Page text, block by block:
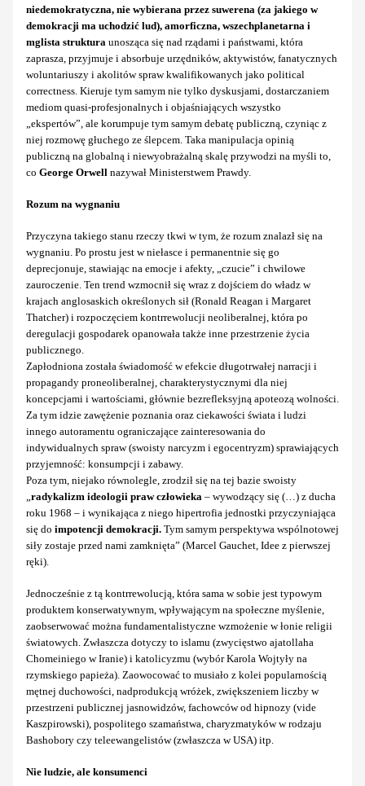
niedemokratyczna, nie wybierana przez suwerena (za jakiego w
demokracji ma uchodzić lud), amorficzna, wszechplanetarna i
mglista struktura unosząca się nad rządami i państwami, która
zaprasza, przyjmuje i absorbuje urzędników, aktywistów, fanatycznych
woluntariuszy i akolitów spraw kwalifikowanych jako political
correctness. Kieruje tym samym nie tylko dyskusjami, dostarczaniem
mediom quasi-profesjonalnych i objaśniających wszystko
„ekspertów”, ale korumpuje tym samym debatę publiczną, czyniąc z
niej rozmowę głuchego ze ślepcem. Taka manipulacja opinią
publiczną na globalną i niewyobrażalną skalę przywodzi na myśli to,
co George Orwell nazywał Ministerstwem Prawdy.
Rozum na wygnaniu
Przyczyna takiego stanu rzeczy tkwi w tym, że rozum znalazł się na
wygnaniu. Po prostu jest w niełasce i permanentnie się go
deprecjonuje, stawiając na emocje i afekty, „czucie” i chwilowe
zauroczenie. Ten trend wzmocnił się wraz z dojściem do władz w
krajach anglosaskich określonych sił (Ronald Reagan i Margaret
Thatcher) i rozpoczęciem kontrrewolucji neoliberalnej, która po
deregulacji gospodarek opanowała także inne przestrzenie życia
publicznego.
Zapłodniona została świadomość w efekcie długotrwałej narracji i
propagandy proneoliberalnej, charakterystycznymi dla niej
koncepcjami i wartościami, głównie bezrefleksyjną apoteozą wolności.
Za tym idzie zawężenie poznania oraz ciekawości świata i ludzi
innego autoramentu ograniczające zainteresowania do
indywidualnych spraw (swoisty narcyzm i egocentryzm) sprawiających
przyjemność: konsumpcji i zabawy.
Poza tym, niejako równolegle, zrodził się na tej bazie swoisty
„radykalizm ideologii praw człowieka – wywodzący się (…) z ducha
roku 1968 – i wynikająca z niego hipertrofia jednostki przyczyniająca
się do impotencji demokracji. Tym samym perspektywa wspólnotowej
siły zostaje przed nami zamknięta” (Marcel Gauchet, Idee z pierwszej
ręki).
Jednocześnie z tą kontrrewolucją, która sama w sobie jest typowym
produktem konserwatywnym, wpływającym na społeczne myślenie,
zaobserwować można fundamentalistyczne wzmożenie w łonie religii
światowych. Zwłaszcza dotyczy to islamu (zwycięstwo ajatollaha
Chomeiniego w Iranie) i katolicyzmu (wybór Karola Wojtyły na
rzymskiego papieża). Zaowocować to musiało z kolei popularnością
mętnej duchowości, nadprodukcją wróżek, zwiększeniem liczby w
przestrzeni publicznej jasnowidzów, fachowców od hipnozy (vide
Kaszpirowski), pospolitego szamaństwa, charyzmatyków w rodzaju
Bashobory czy teleewangelistów (zwłaszcza w USA) itp.
Nie ludzie, ale konsumenci